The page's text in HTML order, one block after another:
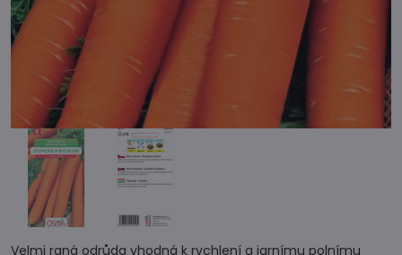
Velmi raná odrůda vhodná k rychlení a jarnímu polnímu